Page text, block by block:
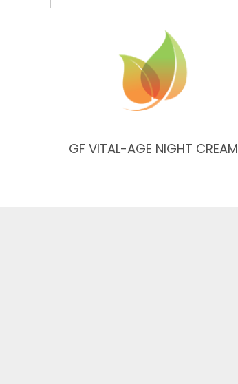
GF VITAL-AGE NIGHT CREAM